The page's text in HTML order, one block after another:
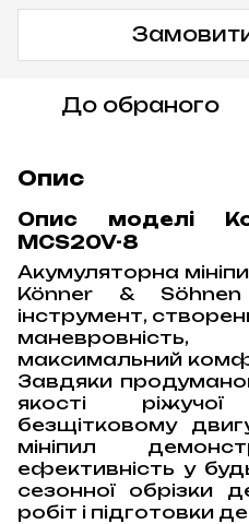
До обраного
Опис
Опис моделі
MCS20V-8
Акумуляторна
Könner &
інструмент,
максимальний
Завдяки
якості
безщітковому
мініпил
ефективність у
сезонної обрізки
робіт і підготовки